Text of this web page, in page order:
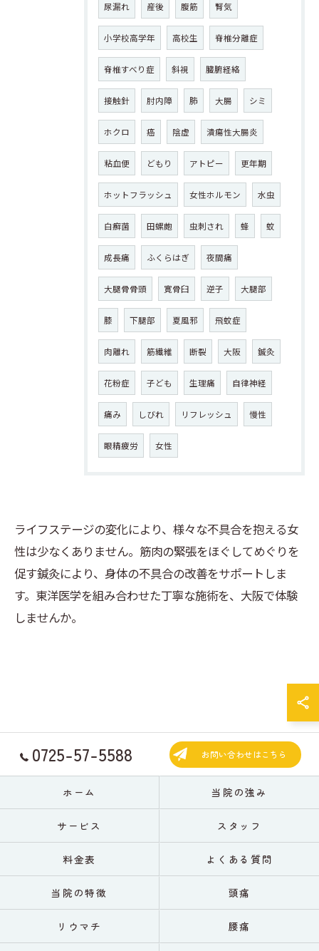
尿漏れ 産後 腹筋 腎気
小学校高学年 高校生 脊椎分離症
脊椎すべり症 斜視 臓腑経絡
接触針 肘内障 肺 大腸 シミ
ホクロ 癌 陰虚 潰瘍性大腸炎
粘血便 どもり アトピー 更年期
ホットフラッシュ 女性ホルモン 水虫
白癬菌 田螺皰 虫刺され 蜂 蚊
成長痛 ふくらはぎ 夜間痛
大腿骨骨頭 寛骨臼 逆子 大腿部
膝 下腿部 夏風邪 飛蚊症
肉離れ 筋繊維 断裂 大阪 鍼灸
花粉症 子ども 生理痛 自律神経
痛み しびれ リフレッシュ 慢性
眼精疲労 女性
ライフステージの変化により、様々な不具合を抱える女
性は少なくありません。筋肉の緊張をほぐしてめぐりを
促す鍼灸により、身体の不具合の改善をサポートしま
す。東洋医学を組み合わせた丁寧な施術を、大阪で体験
しませんか。
0725-57-5588 お問い合わせはこちら
ホーム 当院の強み
サービス スタッフ
料金表 よくある質問
当院の特徴 頭痛
リウマチ 腰痛